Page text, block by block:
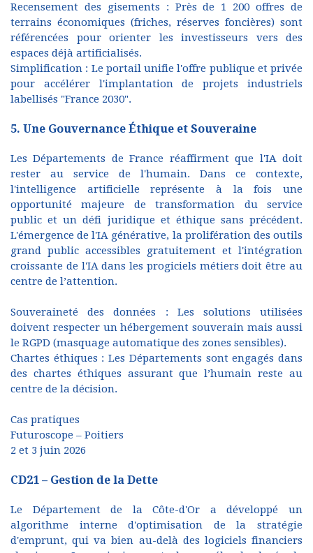
Recensement des gisements : Près de 1 200 offres de
terrains économiques (friches, réserves foncières) sont
référencées pour orienter les investisseurs vers des
espaces déjà artificialisés.
Simplification : Le portail unifie l'offre publique et privée
pour accélérer l'implantation de projets industriels
labellisés "France 2030".
5. Une Gouvernance Éthique et Souveraine
Les Départements de France réaffirment que l'IA doit
rester au service de l'humain. Dans ce contexte,
l'intelligence artificielle représente à la fois une
opportunité majeure de transformation du service
public et un défi juridique et éthique sans précédent.
L'émergence de l'IA générative, la prolifération des outils
grand public accessibles gratuitement et l'intégration
croissante de l'IA dans les progiciels métiers doit être au
centre de l’attention.
Souveraineté des données : Les solutions utilisées
doivent respecter un hébergement souverain mais aussi
le RGPD (masquage automatique des zones sensibles).
Chartes éthiques : Les Départements sont engagés dans
des chartes éthiques assurant que l’humain reste au
centre de la décision.
Cas pratiques
Futuroscope – Poitiers
2 et 3 juin 2026
CD21 – Gestion de la Dette
Le Département de la Côte-d'Or a développé un
algorithme interne d'optimisation de la stratégie
d'emprunt, qui va bien au-delà des logiciels financiers